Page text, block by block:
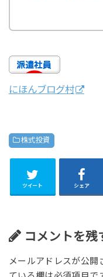
にほんブログ村
株式投資
ツイート シェア
コメントを残
メールアドレスが公開